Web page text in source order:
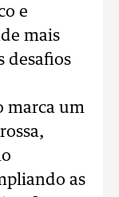
e
mais
desafios
marca um
as